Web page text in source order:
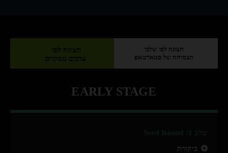
תצוגה לפי
צרכים עסקיים
תצוגה לפי שלבי
הצמיחה של סטארטאפ
EARLY STAGE
ביקורת